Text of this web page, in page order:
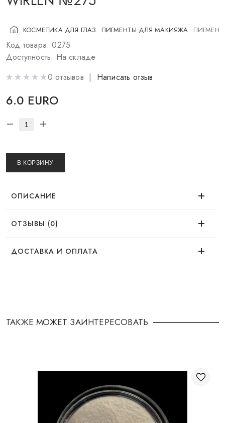
КОСМЕТИКА ДЛЯ ГЛАЗ ПИГМЕНТЫ ДЛЯ МАКИЯЖА
Код товара: 0275
Доступность: На складе
0 отзывов | Написать отзыв
6.0 EURO
В КОРЗИНУ
ОПИСАНИЕ
ОТЗЫВЫ (0)
Нет отзывов об этом товаре.
ДОСТАВКА И ОПЛАТА
способом:
Международная доставка заказов
Вы можете заказать доставку заказа заграницу.
Доступные способы доставки международных посылок:
ТАКЖЕ МОЖЕТ ЗАИНТЕРЕСОВАТЬ